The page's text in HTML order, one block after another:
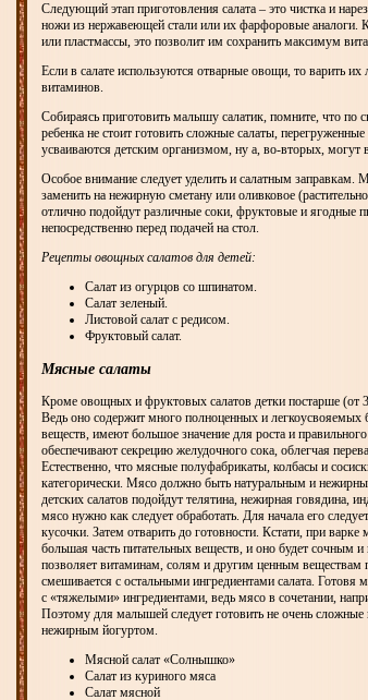
Следующий этап приготовления салата – это чистка и
ножи из нержавеющей стали или их фарфоровые аналоги.
или пластмассы, это позволит им сохранить максимум
Если в салате используются отварные овощи, то варить
витаминов.
Собираясь приготовить малышу салатик, помните, что по
ребенка не стоит готовить сложные салаты,
усваиваются детским организмом, ну а, во-вторых,
Особое внимание следует уделить и салатным заправкам.
заменить на нежирную сметану или оливковое
отлично подойдут различные соки, фруктовые и ягодные
непосредственно перед подачей на стол.
Рецепты овощных салатов для детей:
Салат из огурцов со шпинатом.
Салат зеленый.
Листовой салат с редисом.
Фруктовый салат.
Мясные салаты
Кроме овощных и фруктовых салатов детки постарше (от
Ведь оно содержит много полноценных и
веществ, имеют большое значение для роста и
обеспечивают секрецию желудочного сока, облегчая
Естественно, что мясные полуфабрикаты, колбасы и
категорически. Мясо должно быть натуральным и
детских салатов подойдут телятина, нежирная говядина,
мясо нужно как следует обработать. Для начала его
кусочки. Затем отварить до готовности. Кстати, при
большая часть питательных веществ, и оно будет сочным
позволяет витаминам, солям и другим ценным веществам
смешивается с остальными ингредиентами салата.
с «тяжелыми» ингредиентами, ведь мясо в сочетании,
Поэтому для малышей следует готовить не очень
нежирным йогуртом.
Мясной салат «Солнышко»
Салат из куриного мяса
Салат мясной